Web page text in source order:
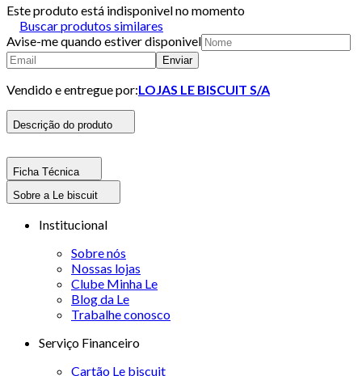
Este produto está indisponivel no momento
Buscar produtos similares
Avise-me quando estiver disponivel
Enviar
Vendido e entregue por:LOJAS LE BISCUIT S/A
Descrição do produto
Ficha Técnica
Sobre a Le biscuit
Institucional
Sobre nós
Nossas lojas
Clube Minha Le
Blog da Le
Trabalhe conosco
Serviço Financeiro
Cartão Le biscuit